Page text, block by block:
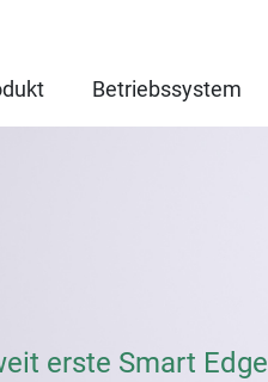
Betriebssystem
erste Smart